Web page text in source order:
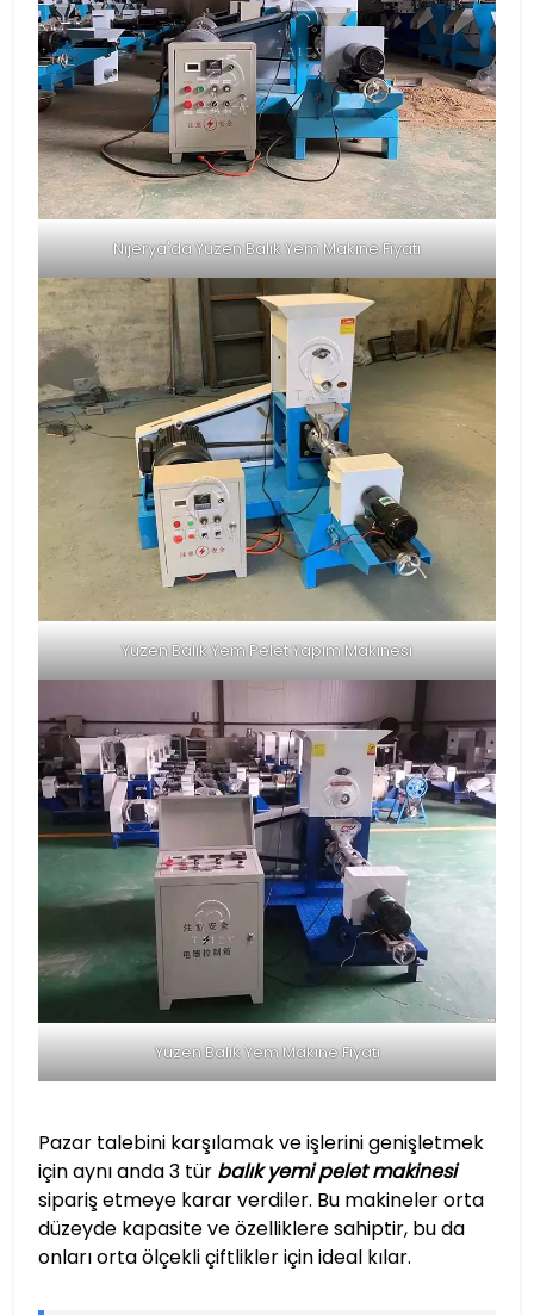
Nijerya'da Yüzen Balık Yem Makine Fiyatı
Yüzen Balık Yem Pelet Yapım Makinesi
Yüzen Balık Yem Makine Fiyatı
Pazar talebini karşılamak ve işlerini genişletmek
için aynı anda 3 tür balık yemi pelet makinesi
sipariş etmeye karar verdiler. Bu makineler orta
düzeyde kapasite ve özelliklere sahiptir, bu da
onları orta ölçekli çiftlikler için ideal kılar.